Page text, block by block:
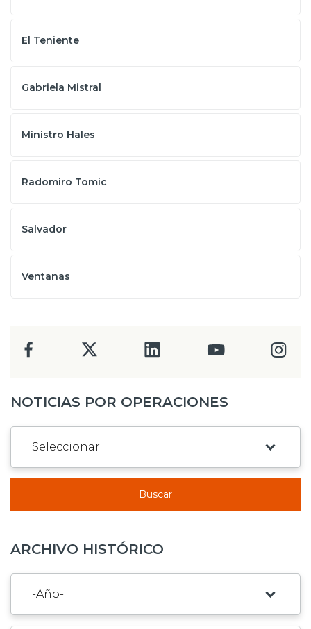
El Teniente
Gabriela Mistral
Ministro Hales
Radomiro Tomic
Salvador
Ventanas
NOTICIAS POR OPERACIONES
Buscar
ARCHIVO HISTÓRICO